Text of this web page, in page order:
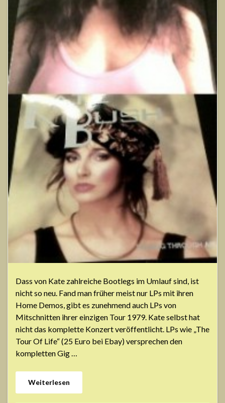
Dass von Kate zahlreiche Bootlegs im Umlauf sind, ist
nicht so neu. Fand man früher meist nur LPs mit ihren
Home Demos, gibt es zunehmend auch LPs von
Mitschnitten ihrer einzigen Tour 1979. Kate selbst hat
nicht das komplette Konzert veröffentlicht. LPs wie „The
Tour Of Life“ (25 Euro bei Ebay) versprechen den
kompletten Gig …
Weiterlesen